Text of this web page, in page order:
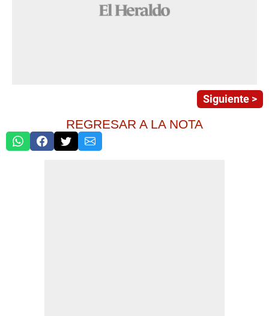
Siguiente >
REGRESAR A LA NOTA